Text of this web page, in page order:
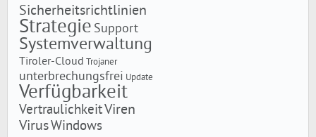
Sicherheitsrichtlinien
Strategie Support
Systemverwaltung
Tiroler-Cloud Trojaner
unterbrechungsfrei Update
Verfügbarkeit
VertraulichkeitViren
VirusWindows